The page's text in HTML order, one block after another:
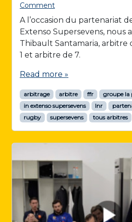
Comment
A l’occasion du partenariat
Extenso Supersevens, nous
Thibault Santamaria, arbitre
1 et arbitre de 7.
Read more »
arbitrage arbitre ffr
groupe la
in extenso supersevens
lnr
rugby
supersevens tous arbitres